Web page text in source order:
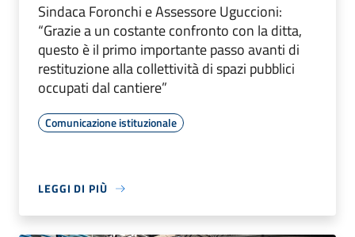
Sindaca Foronchi e Assessore Uguccioni:
“Grazie a un costante confronto con la ditta,
questo è il primo importante passo avanti di
restituzione alla collettività di spazi pubblici
occupati dal cantiere”
Comunicazione istituzionale
LEGGI DI PIÙ